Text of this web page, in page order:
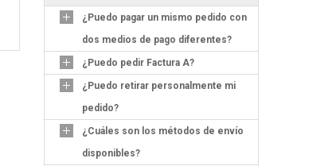
¿Puedo pagar un mismo pedido con
dos medios de pago diferentes?
¿Puedo pedir Factura A?
¿Puedo retirar personalmente mi
pedido?
¿Cuáles son los métodos de envío
disponibles?